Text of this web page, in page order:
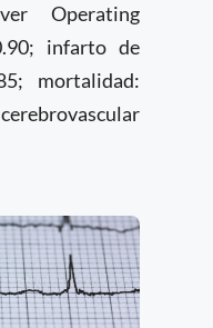
Operating
infarto de
mortalidad: